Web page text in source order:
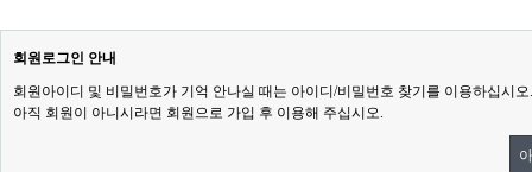
회원로그인 안내
회원아이디 및 비밀번호가 기억 안나실 때는 아이디/비밀번호 찾기를 이용하십시오.
아직 회원이 아니시라면 회원으로 가입 후 이용해 주십시오.